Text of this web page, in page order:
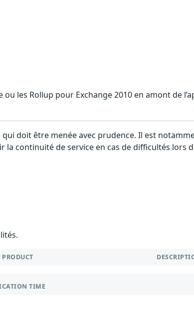
les Rollup pour Exchange 2010 en amont de
doit être menée avec prudence. Il est
continuité de service en cas de difficultés lors
PRODUCT
TIME